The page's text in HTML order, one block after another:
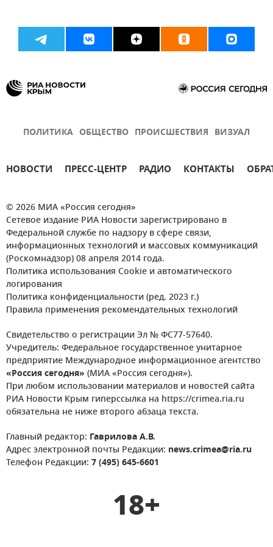
ПОЛИТИКА ОБЩЕСТВО ПРОИСШЕСТВИЯ ВИЗУАЛ
НОВОСТИ ПРЕСС-ЦЕНТР РАДИО КОНТАКТЫ
© 2026 МИА «Россия сегодня»
Сетевое издание РИА Новости зарегистрировано в
Федеральной службе по надзору в сфере связи,
информационных технологий и массовых коммуникаций
(Роскомнадзор) 08 апреля 2014 года.
Политика использования Cookie и автоматического
логирования
Политика конфиденциальности (ред. 2023 г.)
Правила применения рекомендательных технологий
Свидетельство о регистрации Эл № ФС77-57640.
Учредитель: Федеральное государственное унитарное
предприятие Международное информационное агентство
«Россия сегодня» (МИА «Россия сегодня»).
При любом использовании материалов и новостей сайта
РИА Новости Крым гиперссылка на https://crimea.ria.ru
обязательна не ниже второго абзаца текста.
Главный редактор: Гаврилова А.В.
Адрес электронной почты Редакции: news.crimea@ria.ru
Телефон Редакции: 7 (495) 645-6601
18+